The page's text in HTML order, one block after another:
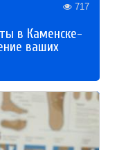
717
в Каменске-
ваших